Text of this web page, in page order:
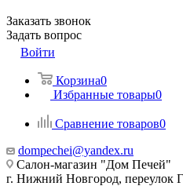
Заказать звонок
Задать вопрос
Войти
Корзина0
Избранные товары0
Сравнение товаров0
dompechei@yandex.ru
Салон-магазин "Дом Печей"
г. Нижний Новгород, переулок